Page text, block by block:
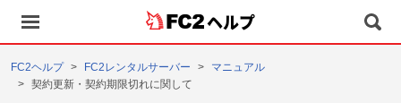
ヘルプ
FC2ヘルプ FC2レンタルサーバー
マニュアル
契約更新・契約期限切れに関して